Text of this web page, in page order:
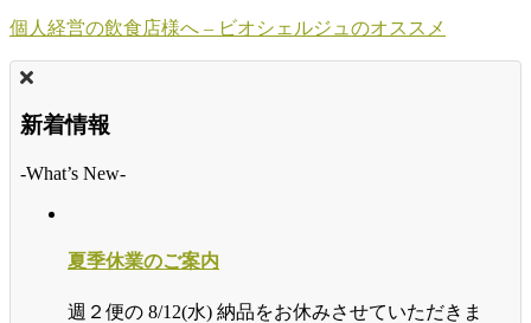
個人経営の飲食店様へ – ビオシェルジュのオススメ
新着情報
-What’s New-
夏季休業のご案内
週２便の 8/12(水) 納品をお休みさせていただきま